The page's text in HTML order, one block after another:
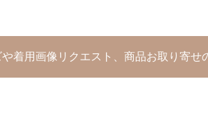
着用画像リクエスト、商品お取り寄